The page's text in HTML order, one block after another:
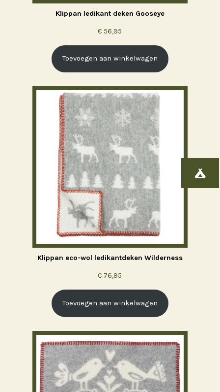
Klippan ledikant deken Gooseye
€ 56,95
Toevoegen aan winkelwagen
Klippan eco-wol ledikantdeken Wilderness
€ 76,95
Toevoegen aan winkelwagen
